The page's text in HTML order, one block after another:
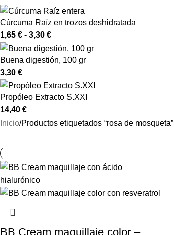
Cúrcuma Raíz en trozos deshidratada
1,65 € - 3,30 €
Buena digestión, 100 gr
3,30 €
Propóleo Extracto S.XXI
14,40 €
Inicio Productos etiquetados “rosa de mosqueta”
BB Cream maquillaje color –